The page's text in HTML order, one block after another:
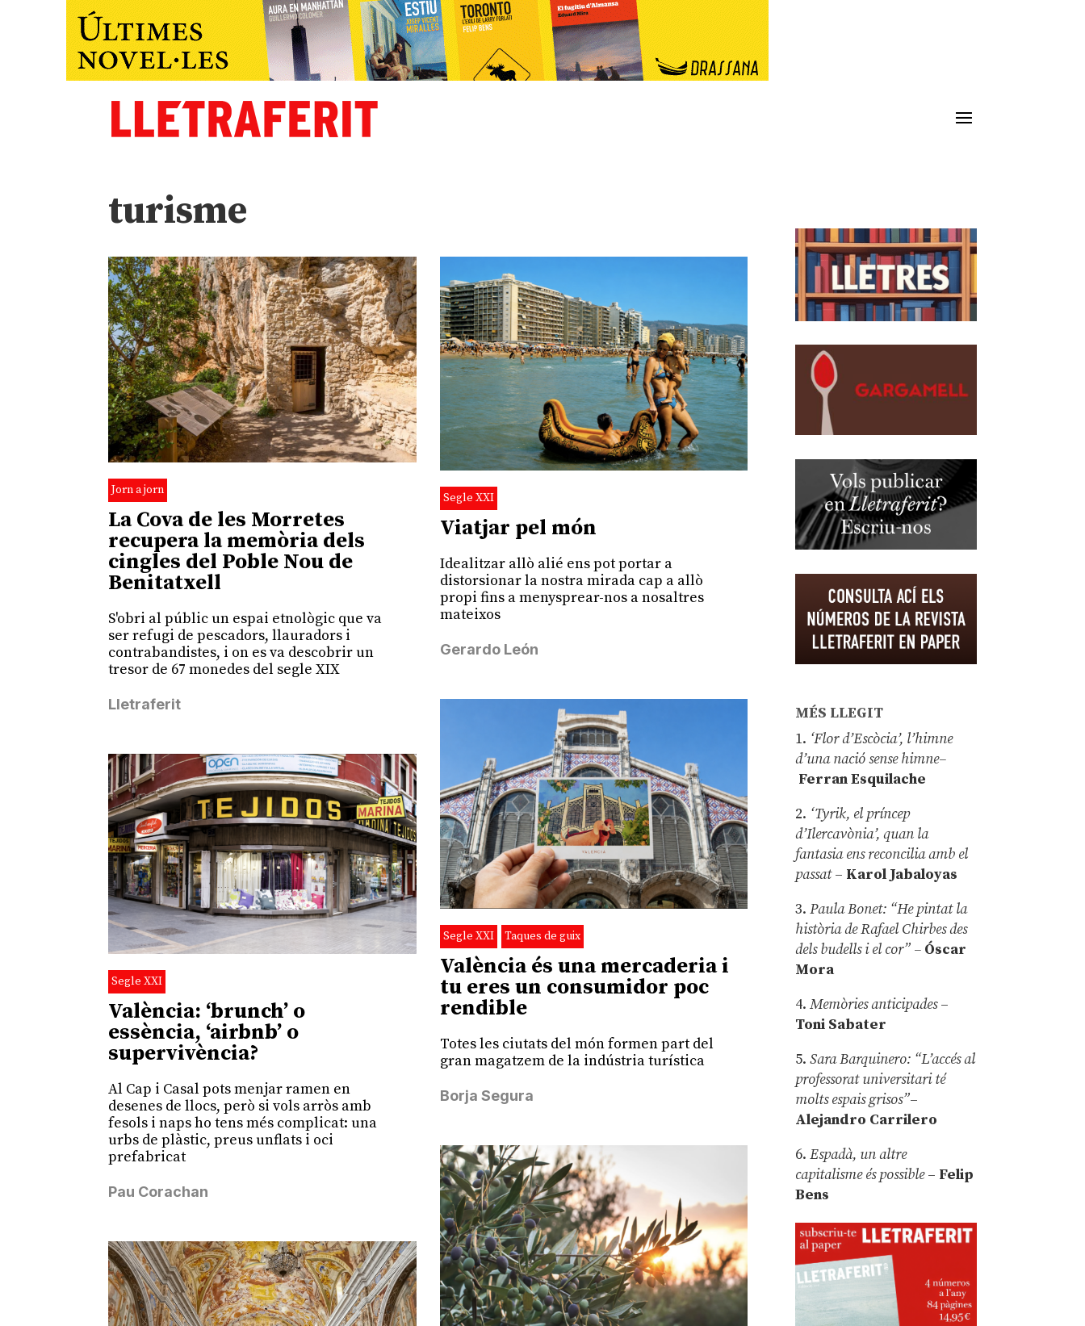
turisme
Jorn a jorn
La Cova de les Morretes
recupera la memòria dels
cingles del Poble Nou de
Benitatxell
S'obri al públic un espai etnològic que va
ser refugi de pescadors, llauradors i
contrabandistes, i on es va descobrir un
tresor de 67 monedes del segle XIX
Lletraferit
Segle XXI
Viatjar pel món
Idealitzar allò alié ens pot portar a
distorsionar la nostra mirada cap a allò
propi fins a menysprear-nos a nosaltres
mateixos
Gerardo León
Segle XXI Taques de guix
València és una mercaderia i
tu eres un consumidor poc
rendible
Totes les ciutats del món formen part del
gran magatzem de la indústria turística
Borja Segura
Segle XXI
València: ‘brunch’ o
essència, ‘airbnb’ o
supervivència?
Al Cap i Casal pots menjar ramen en
desenes de llocs, però si vols arròs amb
fesols i naps ho tens més complicat: una
urbs de plàstic, preus unflats i oci
prefabricat
Pau Corachan
MÉS LLEGIT
1. ‘Flor d’Escòcia’, l’himne
d’una nació sense himne–
Ferran Esquilache
2. ‘Tyrik, el príncep
d’Ilercavònia’, quan la
fantasia ens reconcilia amb el
passat– Karol Jabaloyas
3.Paula Bonet: “He pintat la
història de Rafael Chirbes des
dels budells i el cor” – Óscar
Mora
4.Memòries anticipades–
Toni Sabater
5.Sara Barquinero: “L’accés al
professorat universitari té
molts espais grisos”–
Alejandro Carrilero
6.Espadà, un altre
capitalisme és possible – Felip
Bens